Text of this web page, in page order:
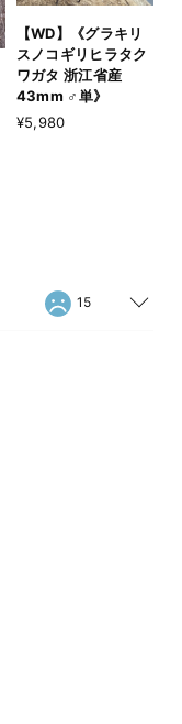
【WD】《グラキリ
スノコギリヒラタク
ワガタ 浙江省産
43mm ♂単》
¥5,980
15